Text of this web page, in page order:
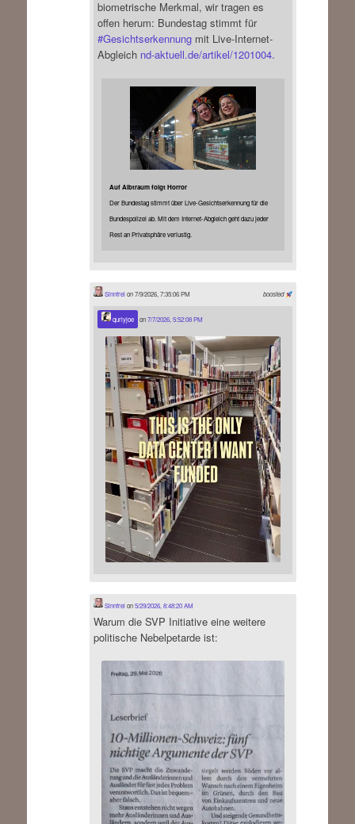
biometrische Merkmal, wir tragen es
offen herum: Bundestag stimmt für
#Gesichtserkennungmit Live-Internet-
Abgleich nd-aktuell.de/artikel/1201004.
Auf Albtraum folgt Horror
Der Bundestag stimmt über Live-Gesichtserkennung für die
Bundespolizei ab. Mit dem Internet-Abgleich geht dazu jeder
Rest an Privatsphäre verlustig.
boosted
Sinnfreion 7/9/2026, 7:35:06 PM
qurlyjoe on7/7/2026, 5:52:08 PM
Sinnfreion5/29/2026, 8:48:20 AM
Warum die SVP Initiative eine weitere
politische Nebelpetarde ist: